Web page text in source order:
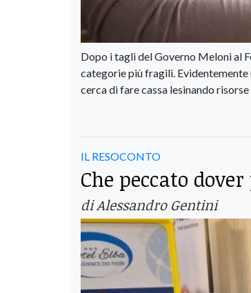
Dopo i tagli del Governo Meloni al
categorie più fragili. Evidentemente
cerca di fare cassa lesinando
IL RESOCONTO
Che peccato
di Alessandro Gentini